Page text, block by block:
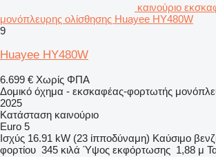
καινούριο
μονόπλευρης ολίσθησης Huayee HY480W
9
Huayee HY480W
6.699 € Χωρίς ΦΠΑ
Δομικό όχημα - εκσκαφέας-φορτωτής
2025
Κατάσταση καινούριο
Euro 5
Ισχύς 16.91 kW (23 ίπποδύναμη) Καύσιμο
φορτίου 345 κιλά Ύψος εκφόρτωσης 1,88 μ